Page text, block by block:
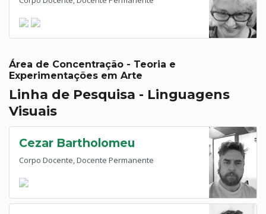
Área de Concentração - Teoria e
Experimentações em Arte
Linha de Pesquisa - Linguagens
Visuais
Cezar Bartholomeu
Corpo Docente, Docente Permanente